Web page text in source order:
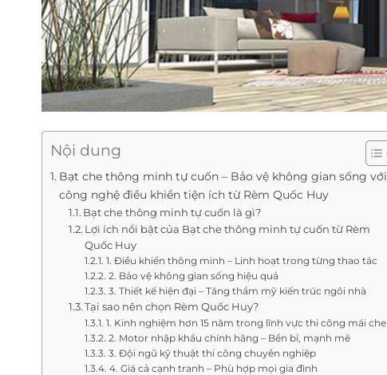
Nội dung
Bạt che thông minh tự cuốn – Bảo vệ không gian sống với
công nghệ điều khiển tiện ích từ Rèm Quốc Huy
Bạt che thông minh tự cuốn là gì?
Lợi ích nổi bật của Bạt che thông minh tự cuốn từ Rèm
Quốc Huy
1. Điều khiển thông minh – Linh hoạt trong từng thao tác
2. Bảo vệ không gian sống hiệu quả
3. Thiết kế hiện đại – Tăng thẩm mỹ kiến trúc ngôi nhà
Tại sao nên chọn Rèm Quốc Huy?
1. Kinh nghiệm hơn 15 năm trong lĩnh vực thi công mái che
2. Motor nhập khẩu chính hãng – Bền bỉ, mạnh mẽ
3. Đội ngũ kỹ thuật thi công chuyên nghiệp
4. Giá cả cạnh tranh – Phù hợp mọi gia đình